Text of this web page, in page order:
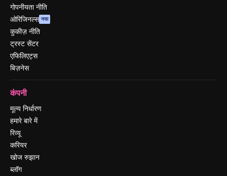
गोपनीयता नीति
ओरिजिनल्स नया
कुकीज़ नीति
ट्रस्ट सेंटर
एफिलिएट्स
बिज़नेस
कंपनी
मूल्य निर्धारण
हमारे बारे में
रिव्यू
करियर
खोज रुझान
ब्लॉग